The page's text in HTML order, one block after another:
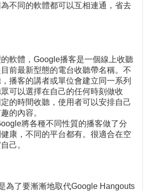
不同的軟體都可以互相連通，省去
軟體，Google播客是一個線上收聽
前最新型態的電台收聽帶名稱。不
播客的講者或單位會建立同一系列
可以選擇在自己的任何時刻做收
的時間收聽，使用者可以安排自己
的內容。
將各種不同性質的播客做了分
康，不同的平台都有。很適合在空
己。
為了要漸漸地取代Google Hangouts